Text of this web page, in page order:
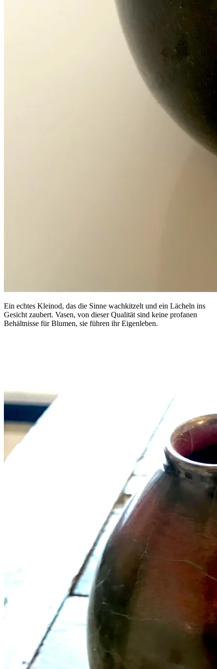
Ein echtes Kleinod, das die Sinne wachkitzelt und ein Lächeln ins
Gesicht zaubert. Vasen, von dieser Qualität sind keine profanen
Behältnisse für Blumen, sie führen ihr Eigenleben.